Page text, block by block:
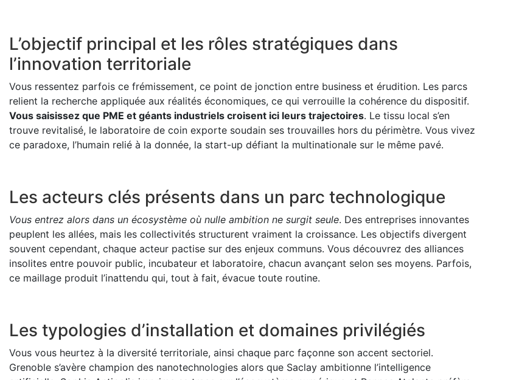
L’objectif principal et les rôles stratégiques dans
l’innovation territoriale
Vous ressentez parfois ce frémissement, ce point de jonction entre business et érudition. Les parcs
relient la recherche appliquée aux réalités économiques, ce qui verrouille la cohérence du dispositif.
Vous saisissez que PME et géants industriels croisent ici leurs trajectoires. Le tissu local s’en
trouve revitalisé, le laboratoire de coin exporte soudain ses trouvailles hors du périmètre. Vous vivez
ce paradoxe, l’humain relié à la donnée, la start-up défiant la multinationale sur le même pavé.
Les acteurs clés présents dans un parc technologique
Vous entrez alors dans un écosystème où nulle ambition ne surgit seule. Des entreprises innovantes
peuplent les allées, mais les collectivités structurent vraiment la croissance. Les objectifs divergent
souvent cependant, chaque acteur pactise sur des enjeux communs. Vous découvrez des alliances
insolites entre pouvoir public, incubateur et laboratoire, chacun avançant selon ses moyens. Parfois,
ce maillage produit l’inattendu qui, tout à fait, évacue toute routine.
Les typologies d’installation et domaines privilégiés
Vous vous heurtez à la diversité territoriale, ainsi chaque parc façonne son accent sectoriel.
Grenoble s’avère champion des nanotechnologies alors que Saclay ambitionne l’intelligence